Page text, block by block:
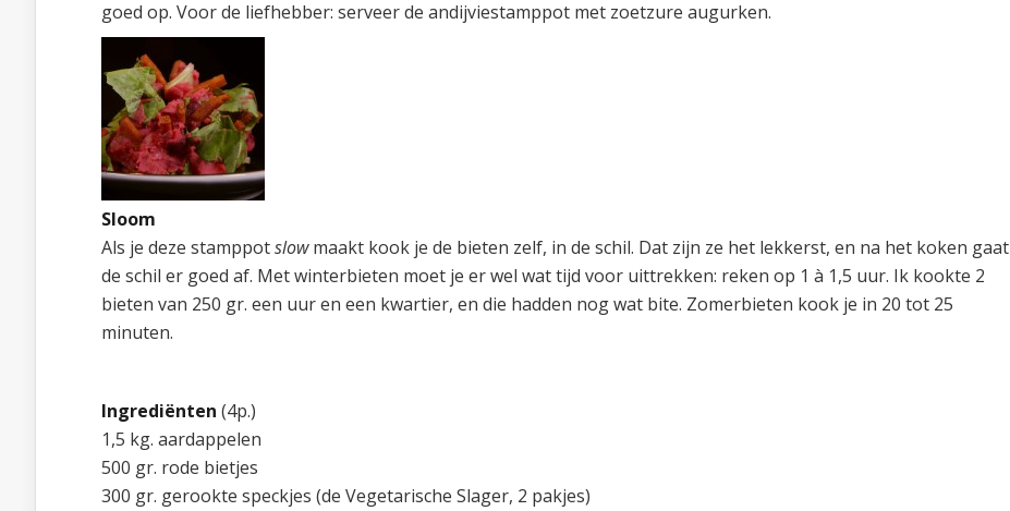
goed op. Voor de liefhebber: serveer de andijviestamppot met zoetzure augurken.
Sloom
Als je deze stamppotslowmaakt kook je de bieten zelf, in de schil. Dat zijn ze het lekkerst, en na het koken gaat
de schil er goed af. Met winterbieten moet je er wel wat tijd voor uittrekken: reken op 1 à 1,5 uur. Ik kookte 2
bieten van 250 gr. een uur en een kwartier, en die hadden nog wat bite. Zomerbieten kook je in 20 tot 25
minuten.
Ingrediënten (4p.)
1,5 kg. aardappelen
500 gr. rode bietjes
300 gr. gerookte speckjes (de Vegetarische Slager, 2 pakjes)